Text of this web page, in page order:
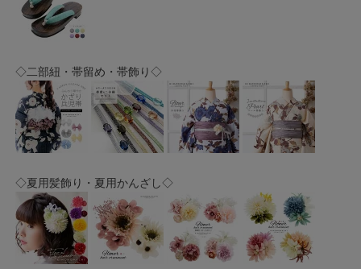
◇二部紐・帯留め・帯飾り◇
◇夏用髪飾り・夏用かんざし◇